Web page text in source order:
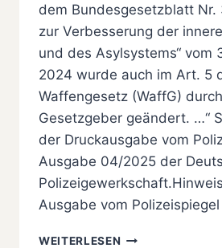
dem Bundesgesetzblatt Nr.
zur Verbesserung der
und des Asylsystems“ vom
2024 wurde auch im Art. 5
Waffengesetz (WaffG)
Gesetzgeber geändert. …“
der Druckausgabe vom
Ausgabe 04/2025 der
Ausgabe vom
WEITERLESEN ÄNDERUNGEN